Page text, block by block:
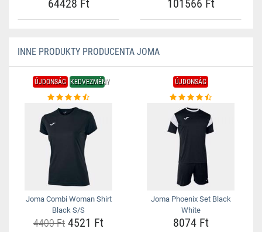
64428 Ft 101566 Ft
INNE PRODUKTY PRODUCENTA JOMA
ÚJDONSÁG KEDVEZMÉNY
Joma Combi Woman Shirt
Black S/S
4400 Ft 4521 Ft
ÚJDONSÁG
Joma Phoenix Set Black
White
8074 Ft